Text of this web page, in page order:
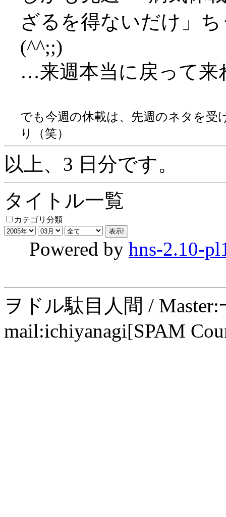
ざるを得ないだけ」
(^^;;)
…来週本当に戻って来
でも今週の休載は、先週のネタを
り（笑）
以上、3 日分です。
タイトル一覧
カテゴリ分類
Powered by hns-2.10-
ヲドル駄目人間 /
mail:ichiyanagi[SPAM